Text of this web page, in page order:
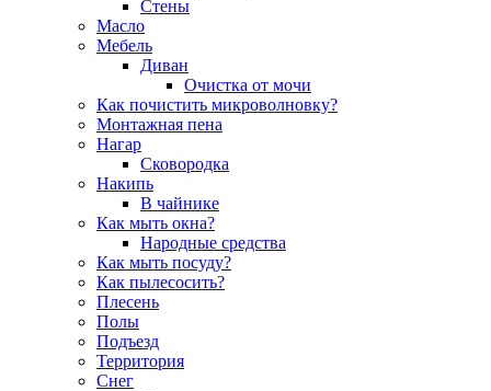
Стены
Масло
Мебель
Диван
Очистка от мочи
Как почистить микроволновку?
Монтажная пена
Нагар
Сковородка
Накипь
В чайнике
Как мыть окна?
Народные средства
Как мыть посуду?
Как пылесосить?
Плесень
Полы
Подъезд
Территория
Снег